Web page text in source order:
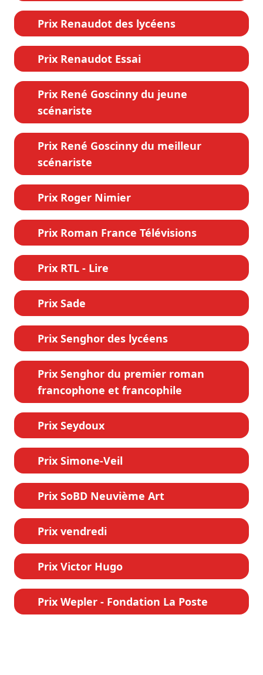
Prix Renaudot des lycéens
Prix Renaudot Essai
Prix René Goscinny du jeune
scénariste
Prix René Goscinny du meilleur
scénariste
Prix Roger Nimier
Prix Roman France Télévisions
Prix RTL - Lire
Prix Sade
Prix Senghor des lycéens
Prix Senghor du premier roman
francophone et francophile
Prix Seydoux
Prix Simone-Veil
Prix SoBD Neuvième Art
Prix vendredi
Prix Victor Hugo
Prix Wepler - Fondation La Poste